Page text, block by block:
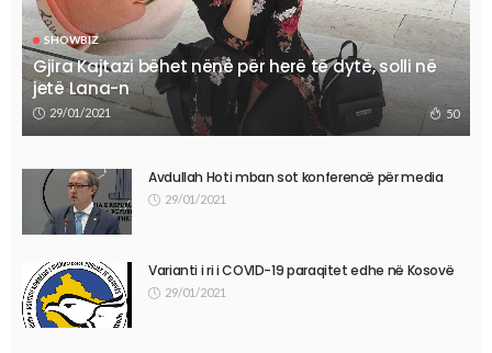
SHOWBIZ
Gjira Kajtazi bëhet nënë për herë të dytë, solli në
jetë Lana-n
29/01/2021 50
Avdullah Hoti mban sot konferencë për media
29/01/2021
Varianti i ri i COVID-19 paraqitet edhe në Kosovë
29/01/2021